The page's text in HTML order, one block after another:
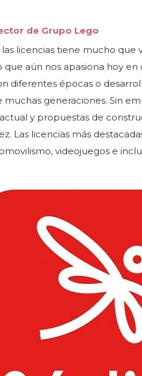
de Grupo Lego
licencias tiene mucho que
aún nos apasiona hoy
diferentes épocas o
generaciones. Sin
y propuestas de
Las licencias más
videojuegos e